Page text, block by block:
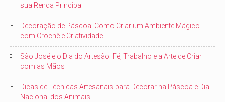
sua Renda Principal
Decoração de Páscoa: Como Criar um Ambiente Mágico
com Crochê e Criatividade
São José e o Dia do Artesão: Fé, Trabalho e a Arte de Criar
com as Mãos
Dicas de Técnicas Artesanais para Decorar na Páscoa e Dia
Nacional dos Animais